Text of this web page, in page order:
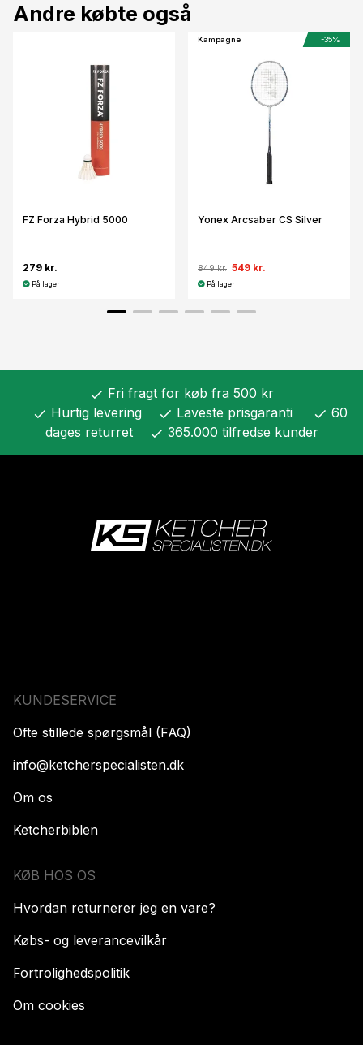
Andre købte også
FZ Forza Hybrid 5000
279 kr.
På lager
Kampagne -35%
Yonex Arcsaber CS Silver
849 kr. 549 kr.
På lager
check Fri fragt for køb fra 500 kr
check Hurtig levering check Laveste prisgaranti check 60
dages returret
check 365.000 tilfredse kunder
KUNDESERVICE
Ofte stillede spørgsmål (FAQ)
info@ketcherspecialisten.dk
Om os
Ketcherbiblen
KØB HOS OS
Hvordan returnerer jeg en vare?
Købs- og leverancevilkår
Fortrolighedspolitik
Om cookies